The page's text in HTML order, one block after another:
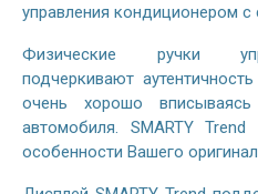
управления кондиционером
Физические ручки
подчеркивают
очень хорошо
автомобиля. SMARTY
особенности Вашего